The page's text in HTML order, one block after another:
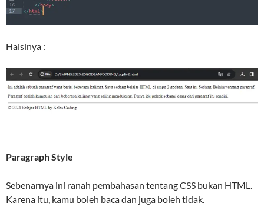
Haislnya :
Paragraph Style
Sebenarnya ini ranah pembahasan tentang CSS bukan HTML.
Karena itu, kamu boleh baca dan juga boleh tidak.